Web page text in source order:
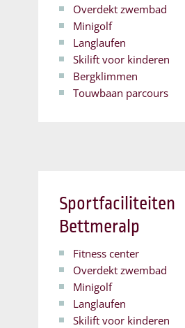
Overdekt zwembad
Minigolf
Langlaufen
Skilift voor kinderen
Bergklimmen
Touwbaan parcours
Sportfaciliteiten
Bettmeralp
Fitness center
Overdekt zwembad
Minigolf
Langlaufen
Skilift voor kinderen